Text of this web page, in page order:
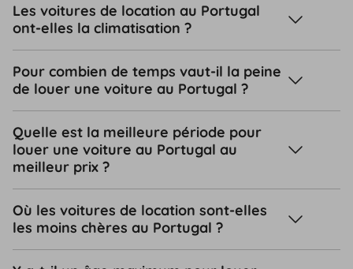
Les voitures de location au Portugal
ont-elles la climatisation ?
Pour combien de temps vaut-il la peine
de louer une voiture au Portugal ?
Quelle est la meilleure période pour
louer une voiture au Portugal au
meilleur prix ?
Où les voitures de location sont-elles
les moins chères au Portugal ?